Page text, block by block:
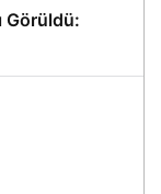
Görüldü: